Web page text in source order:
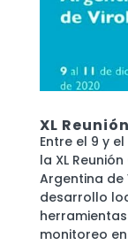
XL
Entre el 9 y
la XL
Argentina
desarrollo
monitoreo